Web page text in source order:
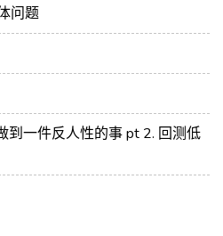
问题
到一件反人性的事 pt 2. 回测低